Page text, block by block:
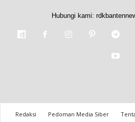
Hubungi kami:
Redaksi Pedoman Media Siber